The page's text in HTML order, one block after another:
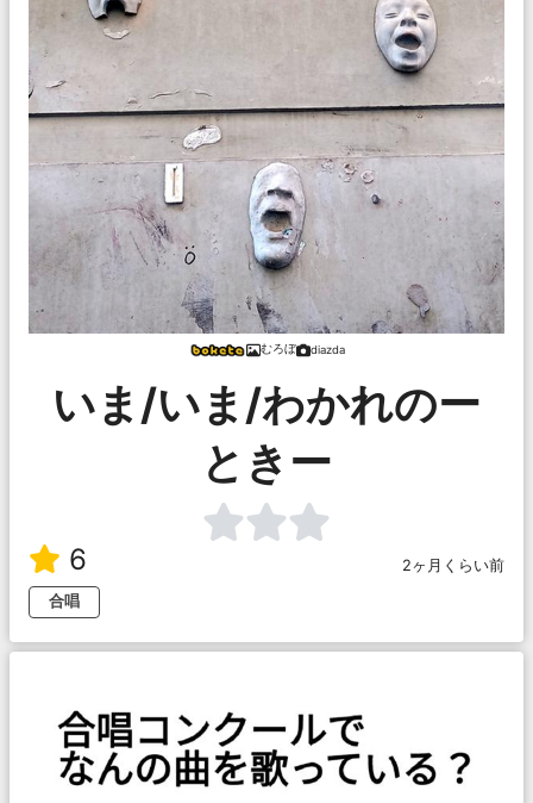
むろぼ diazda
いま/いま/わかれのー
ときー
6
2ヶ月くらい前
合唱